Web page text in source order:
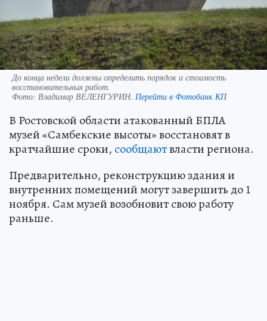
До конца недели должны определить порядок и стоимость
восстановительных работ.
Фото: Владимир ВЕЛЕНГУРИН. Перейти в Фотобанк КП
В Ростовской области атакованный БПЛА
музей «Самбекские высоты» восстановят в
кратчайшие сроки, сообщаютвласти региона.
Предварительно, реконструкцию здания и
внутренних помещений могут завершить до 1
ноября. Сам музей возобновит свою работу
раньше.